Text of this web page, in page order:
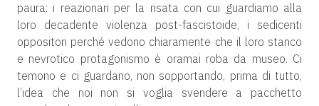
paura: i reazionari per la risata con cui guardiamo alla
loro decadente violenza post-fascistoide, i sedicenti
oppositori perché vedono chiaramente che il loro stanco
e nevrotico protagonismo è oramai roba da museo. Ci
temono e ci guardano, non sopportando, prima di tutto,
l’idea che noi non si voglia svendere a pacchetto